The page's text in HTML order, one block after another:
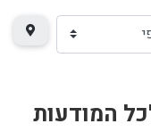
המודעות